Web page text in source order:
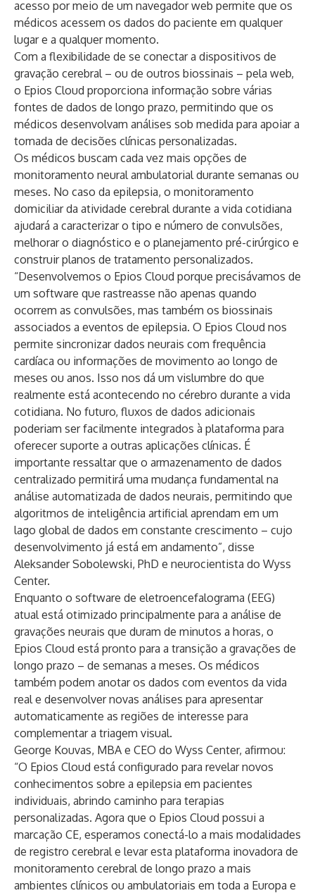
acesso por meio de um navegador web permite que os
médicos acessem os dados do paciente em qualquer
lugar e a qualquer momento.
Com a flexibilidade de se conectar a dispositivos de
gravação cerebral – ou de outros biossinais – pela web,
o Epios Cloud proporciona informação sobre várias
fontes de dados de longo prazo, permitindo que os
médicos desenvolvam análises sob medida para apoiar a
tomada de decisões clínicas personalizadas.
Os médicos buscam cada vez mais opções de
monitoramento neural ambulatorial durante semanas ou
meses. No caso da epilepsia, o monitoramento
domiciliar da atividade cerebral durante a vida cotidiana
ajudará a caracterizar o tipo e número de convulsões,
melhorar o diagnóstico e o planejamento pré-cirúrgico e
construir planos de tratamento personalizados.
“Desenvolvemos o Epios Cloud porque precisávamos de
um software que rastreasse não apenas quando
ocorrem as convulsões, mas também os biossinais
associados a eventos de epilepsia. O Epios Cloud nos
permite sincronizar dados neurais com frequência
cardíaca ou informações de movimento ao longo de
meses ou anos. Isso nos dá um vislumbre do que
realmente está acontecendo no cérebro durante a vida
cotidiana. No futuro, fluxos de dados adicionais
poderiam ser facilmente integrados à plataforma para
oferecer suporte a outras aplicações clínicas. É
importante ressaltar que o armazenamento de dados
centralizado permitirá uma mudança fundamental na
análise automatizada de dados neurais, permitindo que
algoritmos de inteligência artificial aprendam em um
lago global de dados em constante crescimento – cujo
desenvolvimento já está em andamento”, disse
Aleksander Sobolewski, PhD e neurocientista do Wyss
Center.
Enquanto o software de eletroencefalograma (EEG)
atual está otimizado principalmente para a análise de
gravações neurais que duram de minutos a horas, o
Epios Cloud está pronto para a transição a gravações de
longo prazo – de semanas a meses. Os médicos
também podem anotar os dados com eventos da vida
real e desenvolver novas análises para apresentar
automaticamente as regiões de interesse para
complementar a triagem visual.
George Kouvas, MBA e CEO do Wyss Center, afirmou:
“O Epios Cloud está configurado para revelar novos
conhecimentos sobre a epilepsia em pacientes
individuais, abrindo caminho para terapias
personalizadas. Agora que o Epios Cloud possui a
marcação CE, esperamos conectá-lo a mais modalidades
de registro cerebral e levar esta plataforma inovadora de
monitoramento cerebral de longo prazo a mais
ambientes clínicos ou ambulatoriais em toda a Europa e